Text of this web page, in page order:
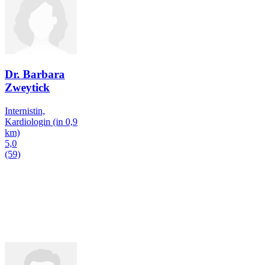
Dr. Barbara
Zweytick
Internistin,
Kardiologin (in 0,9
km)
5,0
(59)